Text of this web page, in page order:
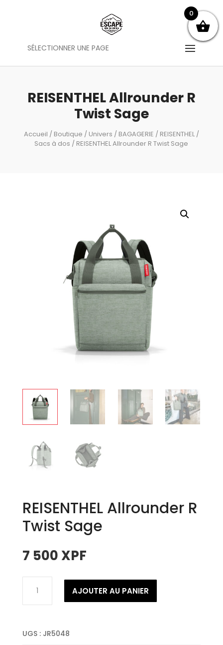
SÉLECTIONNER UNE PAGE
REISENTHEL Allrounder R
Twist Sage
Accueil / Boutique / Univers / BAGAGERIE / REISENTHEL/
Sacs à dos / REISENTHEL Allrounder R Twist Sage
REISENTHEL Allrounder R
Twist Sage
7 500 XPF
REISENTHEL
Twist
AJOUTER AU PANIER
UGS : JR5048
0